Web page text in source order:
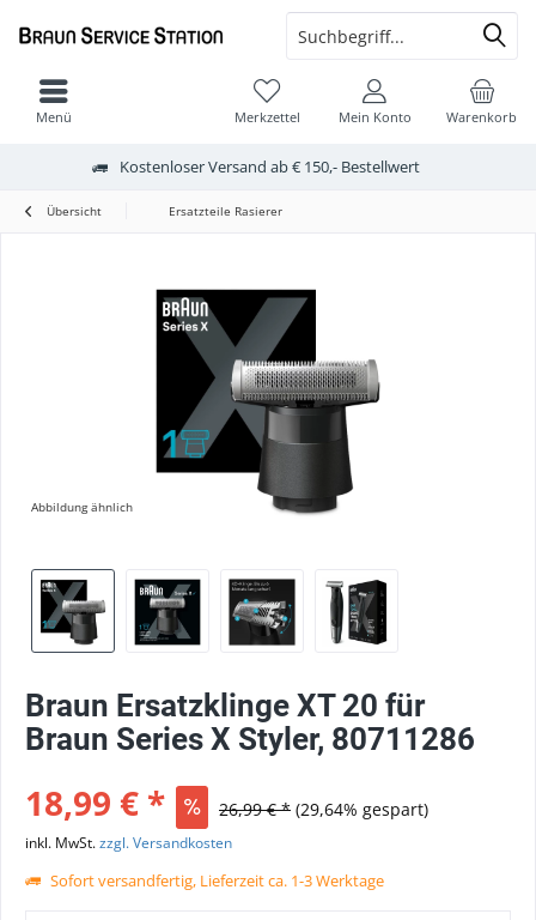
Kostenloser Versand ab € 150,- Bestellwert
Warenkorb
Merkzettel Mein Konto
Menü
Übersicht Ersatzteile Rasierer
Abbildung ähnlich
Braun Ersatzklinge XT 20 für
Braun Series X Styler, 80711286
18,99 € * 26,99 € * (29,64% gespart)
inkl. MwSt.zzgl. Versandkosten
Sofort versandfertig, Lieferzeit ca. 1-3 Werktage